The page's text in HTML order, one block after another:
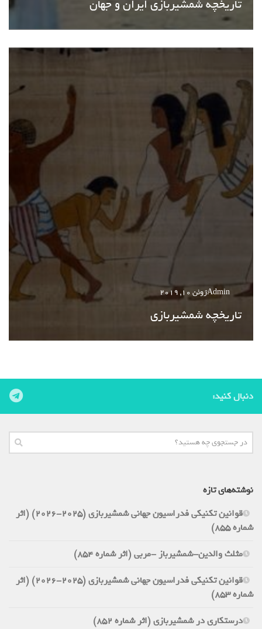
تاریخچه شمشیربازی ایران و جهان
Adminژوئن 10, 2019
تاریخچه شمشیربازی
دنبال کنید:
نوشته‌های تازه
قوانین تکنیکی فدراسیون جهانی شمشیربازی (2025-2026) (اثر
شماره 855)
مثلث والدین-شمشیرباز -مربی (اثر شماره 854)
قوانین تکنیکی فدراسیون جهانی شمشیربازی (2025-2026) (اثر
شماره 853)
درستکاری در شمشیربازی (اثر شماره 852)